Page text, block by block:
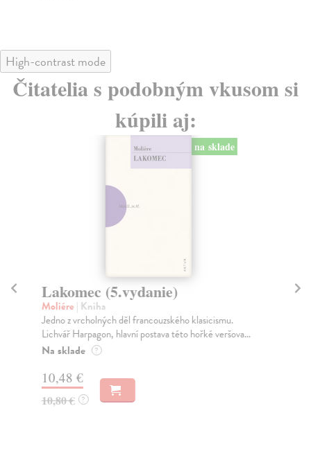
High-contrast mode
Čitatelia s podobným vkusom si
kúpili aj:
na sklade
Lakomec (5.vydanie)
Moliére | Kniha
Jedno z vrcholných děl francouzského klasicismu.
Lichvář Harpagon, hlavní postava této hořké veršova...
Na sklade ?
10,48 €
10,80 € ?